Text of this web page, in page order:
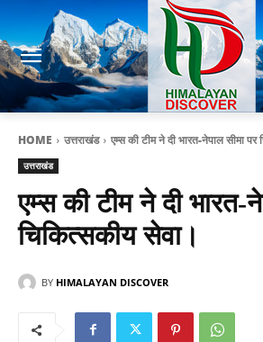
HOME उत्तराखंड एम्स की टीम ने दी भारत-नेपाल सीमा
उत्तराखंड
एम्स की टीम ने दी भारत-
चिकित्सकीय सेवा।
BY HIMALAYAN DISCOVER